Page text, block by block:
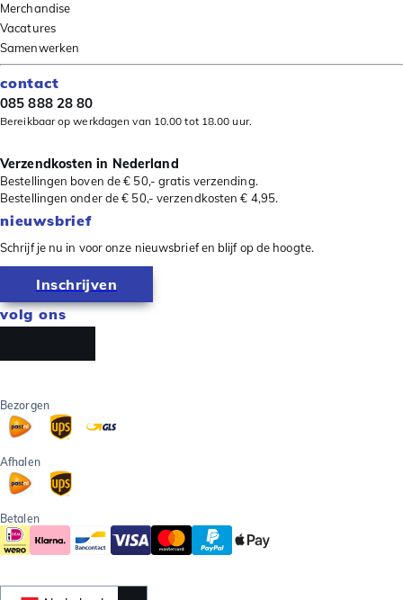
Merchandise
Vacatures
Samenwerken
contact
085 888 28 80
Bereikbaar op werkdagen van 10.00 tot 18.00 uur.
Verzendkosten in Nederland
Bestellingen boven de € 50,- gratis verzending.
Bestellingen onder de € 50,- verzendkosten € 4,95.
nieuwsbrief
Schrijf je nu in voor onze nieuwsbrief en blijf op de hoogte.
Inschrijven
volg ons
Bezorgen
Afhalen
Betalen